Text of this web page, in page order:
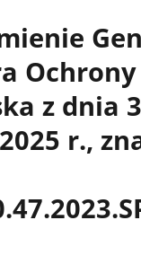
Ochrony
z dnia
r.,